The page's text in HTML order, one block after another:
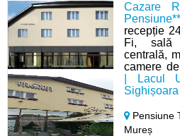
Cazare
recepție
Fi, sală
centrală,
camere
| Lacul
Pensiune
Mureș